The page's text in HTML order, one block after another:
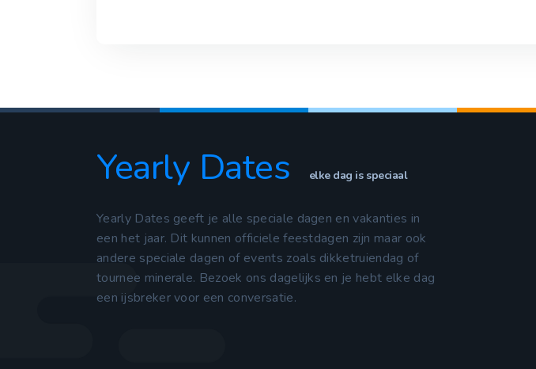
Yearly Dates elke dag is speciaal
Yearly Dates geeft je alle speciale dagen en vakanties in
een het jaar. Dit kunnen officiele feestdagen zijn maar ook
andere speciale dagen of events zoals dikketruiendag of
tournee minerale. Bezoek ons dagelijks en je hebt elke dag
een ijsbreker voor een conversatie.